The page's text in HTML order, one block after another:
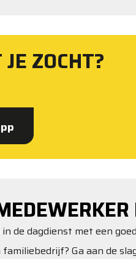
ZOCHT?
de dagdienst met een
Ga aan de